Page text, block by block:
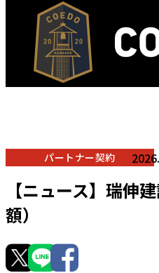
パートナー契約
【ニュース】瑞伸
額）